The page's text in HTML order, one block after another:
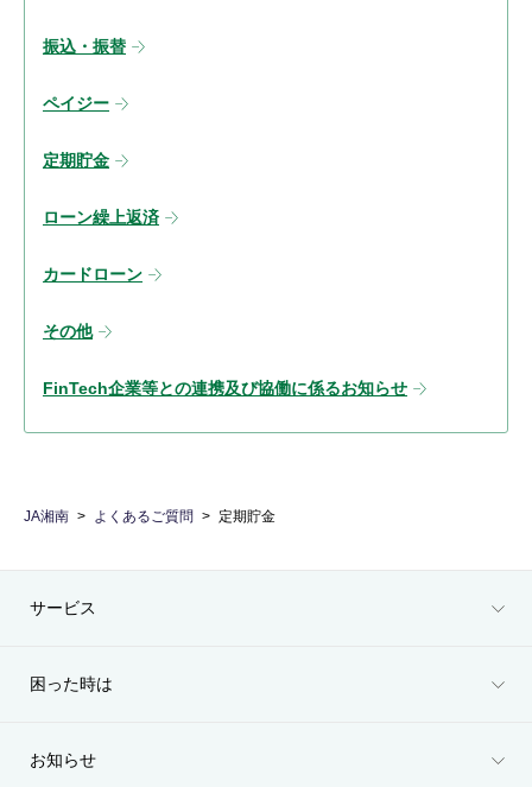
振込・振替
ペイジー
定期貯金
ローン繰上返済
カードローン
その他
FinTech企業等との連携及び協働に係るお知らせ
JA湘南 よくあるご質問 定期貯金
サービス
困った時は
お知らせ